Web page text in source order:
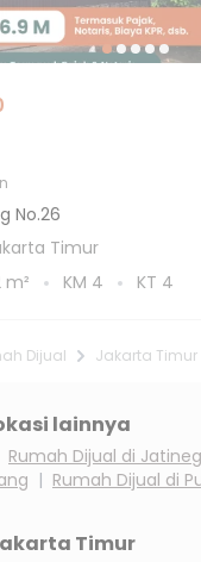
No.26
Timur
m² KM 4 KT 4
Dijual Jakarta Timur
lainnya
Rumah Dijual di
| Rumah Dijual di
Timur